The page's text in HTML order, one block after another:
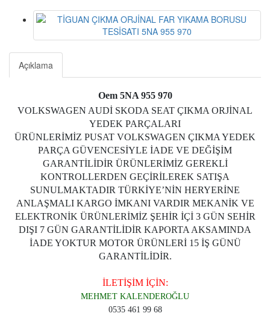
Açıklama
Oem 5NA 955 970
VOLKSWAGEN AUDİ SKODA SEAT ÇIKMA ORJİNAL
YEDEK PARÇALARI
ÜRÜNLERİMİZ PUSAT VOLKSWAGEN ÇIKMA YEDEK
PARÇA GÜVENCESİYLE İADE VE DEĞİŞİM
GARANTİLİDİR ÜRÜNLERİMİZ GEREKLİ
KONTROLLERDEN GEÇİRİLEREK SATIŞA
SUNULMAKTADIR TÜRKİYE’NİN HERYERİNE
ANLAŞMALI KARGO İMKANI VARDIR MEKANİK VE
ELEKTRONİK ÜRÜNLERİMİZ ŞEHİR İÇİ 3 GÜN SEHİR
DIŞI 7 GÜN GARANTİLİDİR KAPORTA AKSAMINDA
İADE YOKTUR MOTOR ÜRÜNLERİ 15 İŞ GÜNÜ
GARANTİLİDİR.
İLETİŞİM İÇİN:
MEHMET KALENDEROĞLU
0535 461 99 68